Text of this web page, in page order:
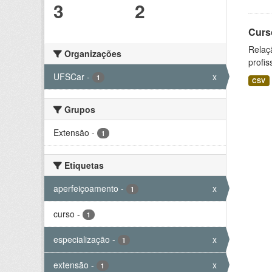
3 2
Organizações
UFSCar - 1 x
Grupos
Extensão - 1
Etiquetas
aperfeiçoamento - 1 x
curso - 1
especialização - 1 x
extensão - 1 x
CSV